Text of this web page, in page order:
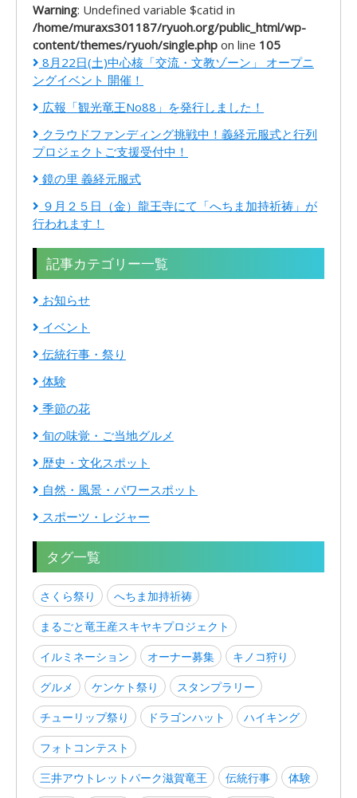
Warning: Undefined variable $catid in
/home/muraxs301187/ryuoh.org/public_html/wp-
content/themes/ryuoh/single.php on line 105
8月22日(土)中心核「交流・文教ゾーン」 オープニ
ングイベント 開催！
広報「観光竜王No88」を発行しました！
クラウドファンディング挑戦中！義経元服式と行列
プロジェクトご支援受付中！
鏡の里 義経元服式
９月２５日（金）龍王寺にて「へちま加持祈祷」が
行われます！
記事カテゴリー一覧
お知らせ
イベント
伝統行事・祭り
体験
季節の花
旬の味覚・ご当地グルメ
歴史・文化スポット
自然・風景・パワースポット
スポーツ・レジャー
タグ一覧
さくら祭り
へちま加持祈祷
まるごと竜王産スキヤキプロジェクト
イルミネーション
オーナー募集
キノコ狩り
グルメ
ケンケト祭り
スタンプラリー
チューリップ祭り
ドラゴンハット
ハイキング
フォトコンテスト
三井アウトレットパーク滋賀竜王
伝統行事
体験